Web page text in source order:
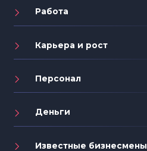
Работа
Карьера и рост
Персонал
Деньги
Известные бизнесмены